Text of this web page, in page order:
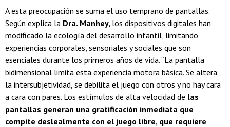
A esta preocupación se suma el uso temprano de pantallas.
Según explica la Dra. Manhey, los dispositivos digitales han
modificado la ecología del desarrollo infantil, limitando
experiencias corporales, sensoriales y sociales que son
esenciales durante los primeros años de vida. “La pantalla
bidimensional limita esta experiencia motora básica. Se altera
la intersubjetividad, se debilita el juego con otros y no hay cara
a cara con pares. Los estímulos de alta velocidad de las
pantallas generan una gratificación inmediata que
compite deslealmente con el juego libre, que requiere